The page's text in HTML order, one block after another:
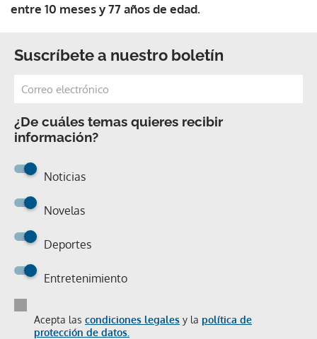
entre 10 meses y 77 años de edad.
Suscríbete a nuestro boletín
¿De cuáles temas quieres recibir
información?
Noticias
Novelas
Deportes
Entretenimiento
Acepta las condiciones legales y la política de
protección de datos.